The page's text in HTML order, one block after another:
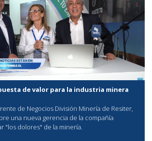
de valor para la industria minera
de Negocios División Minería de Resiter,
una nueva gerencia de la compañía
"los dolores" de la minería.